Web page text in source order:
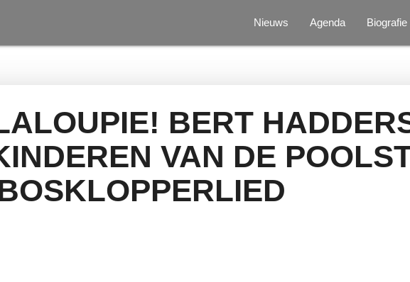
Nieuws Agenda Biografie
BERT
VAN DE